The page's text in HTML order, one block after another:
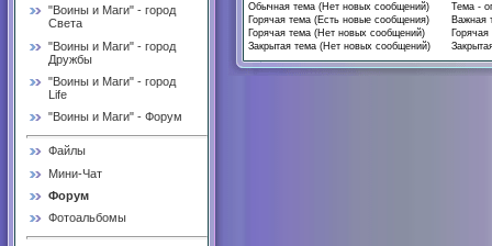
"Воины и Маги" - город
Света
"Воины и Маги" - город
Дружбы
"Воины и Маги" - город
Life
"Воины и Маги" - Форум
Файлы
Мини-Чат
Форум
Фотоальбомы
Обычная тема (Нет новых сообщений)
Тема -
Горячая тема (Есть новые сообщения)
Важная
Горячая тема (Нет новых сообщений)
Горячая
Закрытая тема (Нет новых сообщений)